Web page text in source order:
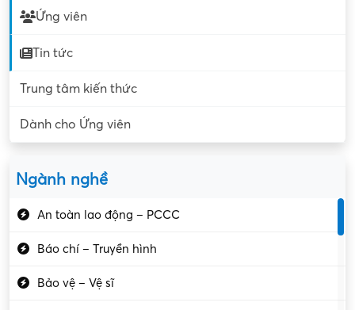
Ứng viên
Tin tức
Trung tâm kiến thức
Dành cho Ứng viên
Ngành nghề
An toàn lao động – PCCC
Báo chí – Truyền hình
Bảo vệ – Vệ sĩ